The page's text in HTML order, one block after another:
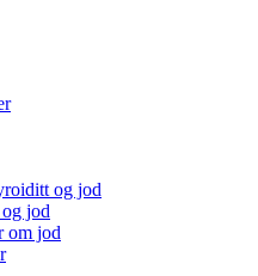
og jod
jod
om jod